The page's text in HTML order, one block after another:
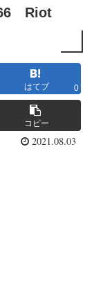
Riot
はてブ 0
コピー
2021.08.03